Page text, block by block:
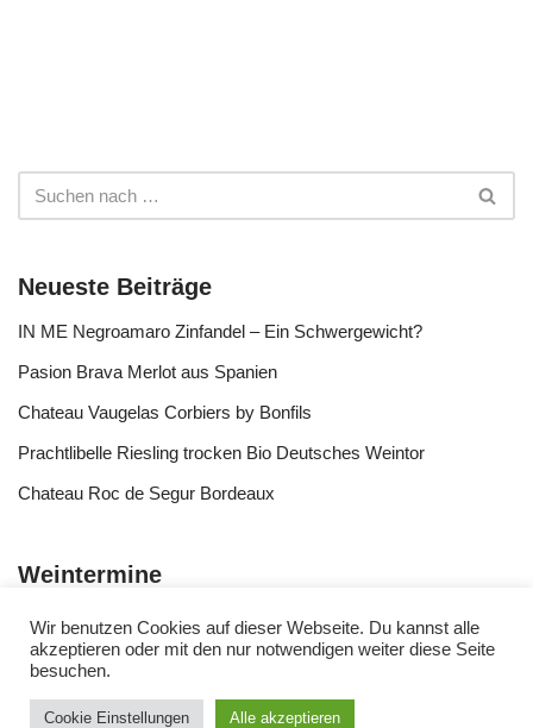
Neueste Beiträge
IN ME Negroamaro Zinfandel – Ein Schwergewicht?
Pasion Brava Merlot aus Spanien
Chateau Vaugelas Corbiers by Bonfils
Prachtlibelle Riesling trocken Bio Deutsches Weintor
Chateau Roc de Segur Bordeaux
Weintermine
Wir benutzen Cookies auf dieser Webseite. Du kannst alle
akzeptieren oder mit den nur notwendigen weiter diese Seite
besuchen.
Cookie Einstellungen Alle akzeptieren